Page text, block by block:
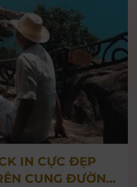
CUNG ĐƯỜNG